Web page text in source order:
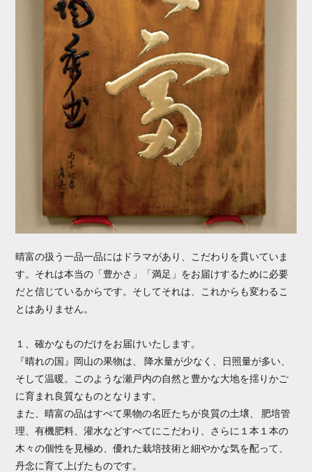
晴富の扱う一品一品にはドラマがあり、こだわりを貫いていま
す。それは本当の「豊かさ」「満足」をお届けするために必要
だと信じているからです。そしてそれは、これからも変わるこ
とはありません。
１、確かなものだけをお届けいたします。
『晴れの国』岡山の果物は、 降水量が少なく、日照量が多い、
そして温暖。このような瀬戸内の自然と豊かな大地を揺りかご
に育まれ良質なものとなります。
また、晴富の品はすべて果物の名匠たちが良質の土壌、 肥培管
理、有機肥料、灌水などすべてにこだわり、さらに１本１本の
木々の個性を見極め、優れた栽培技術と細やかな気を配って、
丹念に育て上げたものです。